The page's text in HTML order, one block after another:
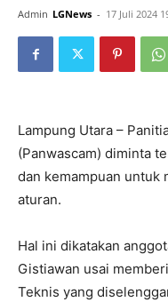
Admin LGNews - 17 Juli 2024
Lampung Utara –
(Panwascam) diminta
dan kemampuan untuk
aturan.
Hal ini dikatakan
Gistiawan usai
Teknis yang